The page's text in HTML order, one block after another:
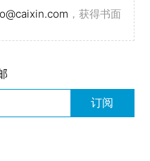
，获得书面
订阅